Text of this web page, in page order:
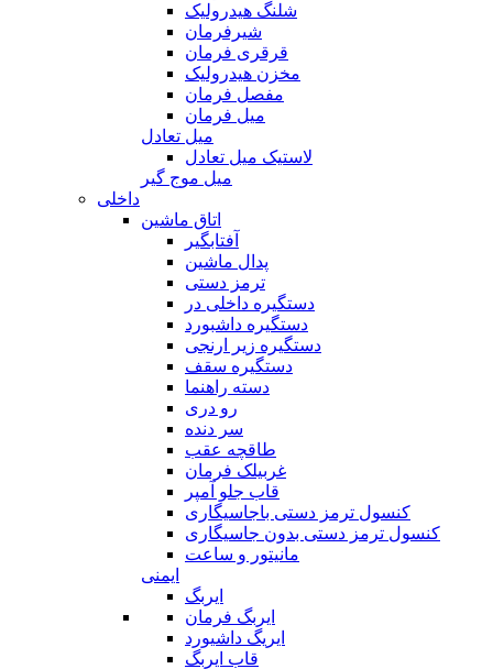
شلنگ هیدرولیک
شیرفرمان
قرقری فرمان
مخزن هیدرولیک
مفصل فرمان
میل فرمان
میل تعادل
لاستیک میل تعادل
میل موج گیر
داخلی
اتاق ماشین
آفتابگیر
پدال ماشین
ترمز دستی
دستگیره داخلی در
دستگیره داشبورد
دستگیره زیر ارنجی
دستگیره سقف
دسته راهنما
رو دری
سر دنده
طاقچه عقب
غربیلک فرمان
قاب جلو آمپر
کنسول ترمز دستی باجاسیگاری
کنسول ترمز دستی بدون جاسیگاری
مانیتور و ساعت
ایمنی
ایربگ
ایربگ فرمان
ایریگ داشیورد
قاب ایربگ